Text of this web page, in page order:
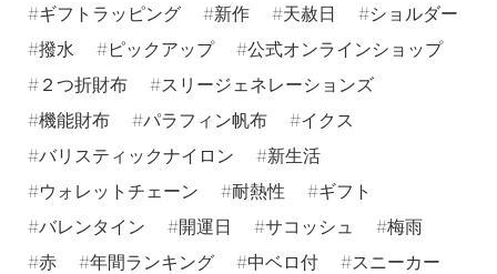
ギフトラッピング
新作 天赦日
ショルダー
撥水
ピックアップ
公式オンラインショップ
２つ折財布
スリージェネレーションズ
機能財布
パラフィン帆布
イクス
バリスティックナイロン
新生活
ウォレットチェーン
耐熱性
ギフト
バレンタイン
開運日 サコッシュ
梅雨
赤
年間ランキング 中ベロ付
スニーカー